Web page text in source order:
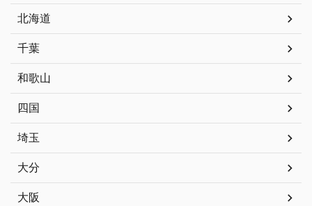
北海道
千葉
和歌山
四国
埼玉
大分
大阪